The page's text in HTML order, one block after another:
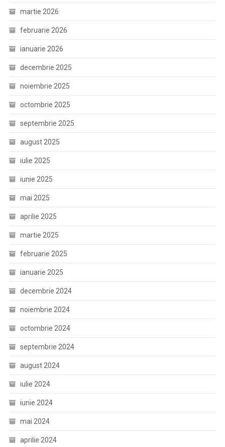
martie 2026
februarie 2026
ianuarie 2026
decembrie 2025
noiembrie 2025
octombrie 2025
septembrie 2025
august 2025
iulie 2025
iunie 2025
mai 2025
aprilie 2025
martie 2025
februarie 2025
ianuarie 2025
decembrie 2024
noiembrie 2024
octombrie 2024
septembrie 2024
august 2024
iulie 2024
iunie 2024
mai 2024
aprilie 2024